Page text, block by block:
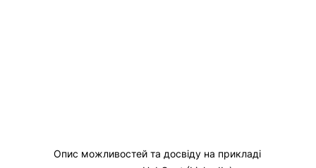
Опис можливостей та досвіду на прикладі